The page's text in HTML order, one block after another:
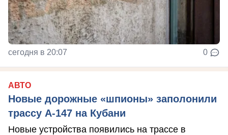
сегодня в 20:07 0
АВТО
Новые дорожные «шпионы» заполонили
трассу А-147 на Кубани
Новые устройства появились на трассе в